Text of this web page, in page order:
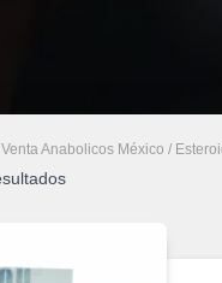
Anabolicos México /